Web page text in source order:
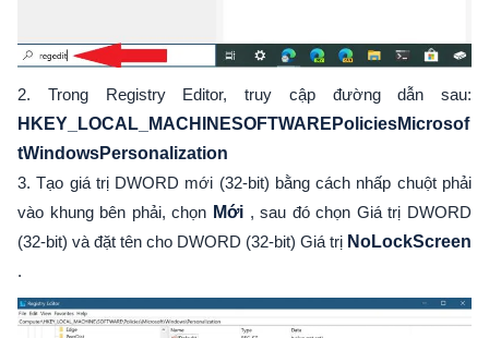
2. Trong Registry Editor, truy cập đường dẫn sau:
HKEY_LOCAL_MACHINESOFTWAREPoliciesMicrosof
tWindowsPersonalization
3. Tạo giá trị DWORD mới (32-bit) bằng cách nhấp chuột phải
vào khung bên phải, chọn Mới, sau đó chọn Giá trị DWORD
(32-bit) và đặt tên cho DWORD (32-bit) Giá trị NoLockScreen
.